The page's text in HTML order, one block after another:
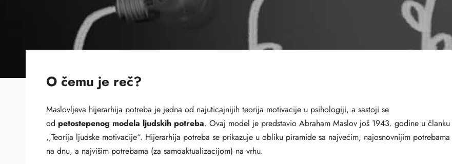
O čemu je reč?
Maslovljeva hijerarhija potreba je jedna od najuticajnijih teorija motivacije u psihologiji, a sastoji se
od petostepenog modela ljudskih potreba. Ovaj model je predstavio Abraham Maslov još 1943. godine u članku
,,Teorija ljudske motivacije“. Hijerarhija potreba se prikazuje u obliku piramide sa najvećim, najosnovnijim potrebama
na dnu, a najvišim potrebama (za samoaktualizacijom) na vrhu.